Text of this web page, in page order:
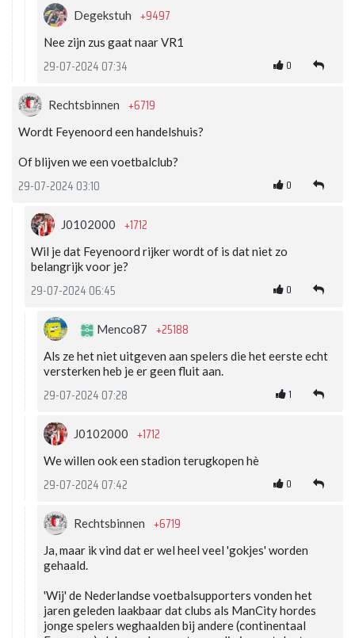
Degekstuh +9497
Nee zijn zus gaat naar VR1
29-07-2024 07:34 0
Rechtsbinnen +6719
Wordt Feyenoord een handelshuis?
Of blijven we een voetbalclub?
29-07-2024 03:10 0
J0102000 +1712
Wil je dat Feyenoord rijker wordt of is dat niet zo
belangrijk voor je?
29-07-2024 06:45 0
Menco87 +25188
Als ze het niet uitgeven aan spelers die het eerste echt
versterken heb je er geen fluit aan.
29-07-2024 07:28 1
J0102000 +1712
We willen ook een stadion terugkopen hè
29-07-2024 07:42 0
Rechtsbinnen +6719
Ja, maar ik vind dat er wel heel veel 'gokjes' worden
gehaald.
'Wij' de Nederlandse voetbalsupporters vonden het
jaren geleden laakbaar dat clubs als ManCity hordes
jonge spelers weghaalden bij andere (continentaal